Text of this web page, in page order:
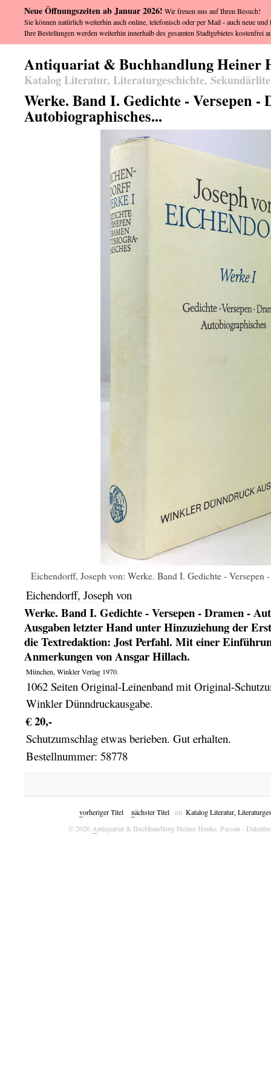
Antiquariat & Buchhandlung Heiner
Katalog Literatur, Literaturgeschichte,
Werke. Band I. Gedichte - Versepen -
Autobiographisches...
Eichendorff, Joseph von: Werke. Band I. Gedichte - Versepen
Eichendorff, Joseph von
Werke. Band I. Gedichte - Versepen - Dramen -
Ausgaben letzter Hand unter Hinzuziehung der
die Textredaktion: Jost Perfahl. Mit einer
Anmerkungen von Ansgar Hillach.
München, Winkler Verlag 1970.
1062 Seiten Original-Leinenband mit Original-
Winkler Dünndruckausgabe.
€ 20,-
Schutzumschlag etwas berieben. Gut erhalten.
Bestellnummer: 58778
vorheriger Titel nächster Titel im Katalog Literatur,
© 2026 Antiquariat & Buchhandlung Heiner Henke, Passau -
Neue Öffnungszeiten ab Januar 2026! Wir freuen uns auf Ihren Besuch!
Sie können natürlich weiterhin auch online, telefonisch oder per Mail - auch neue
Ihre Bestellungen werden weiterhin innerhalb des gesamten Stadtgebietes kostenfrei